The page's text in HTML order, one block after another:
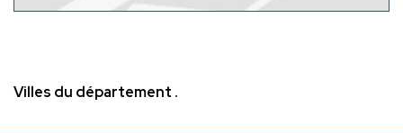
Villes du département .